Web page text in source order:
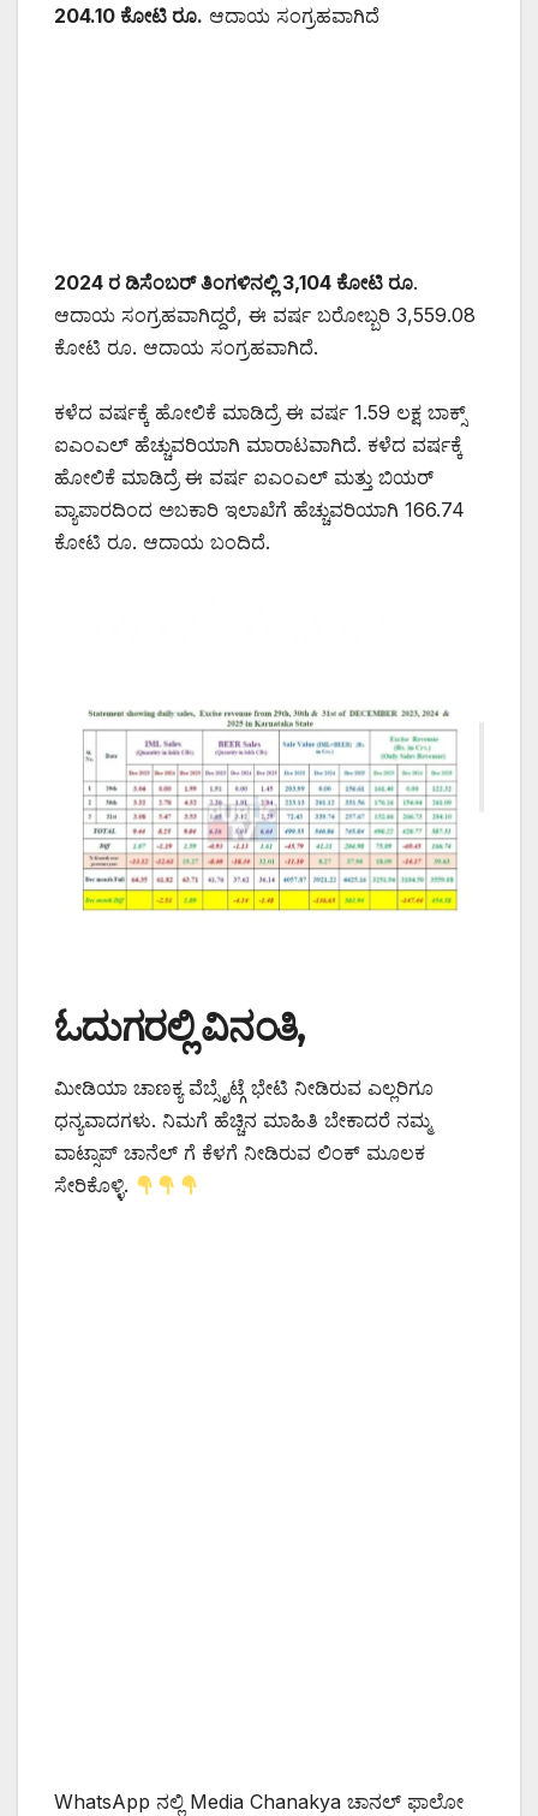
204.10 ಕೋಟಿ ರೂ. ಆದಾಯ ಸಂಗ್ರಹವಾಗಿದೆ
2024 ರ ಡಿಸೆಂಬರ್‌ ತಿಂಗಳಿನಲ್ಲಿ 3,104 ಕೋಟಿ ರೂ.
ಆದಾಯ ಸಂಗ್ರಹವಾಗಿದ್ದರೆ, ಈ ವರ್ಷ ಬರೋಬ್ಬರಿ 3,559.08
ಕೋಟಿ ರೂ. ಆದಾಯ ಸಂಗ್ರಹವಾಗಿದೆ.
ಕಳೆದ ವರ್ಷಕ್ಕೆ ಹೋಲಿಕೆ ಮಾಡಿದ್ರೆ ಈ ವರ್ಷ 1.59 ಲಕ್ಷ ಬಾಕ್ಸ್
ಐಎಂಎಲ್ ಹೆಚ್ಚುವರಿಯಾಗಿ ಮಾರಾಟವಾಗಿದೆ. ಕಳೆದ ವರ್ಷಕ್ಕೆ
ಹೋಲಿಕೆ ಮಾಡಿದ್ರೆ ಈ ವರ್ಷ ಐಎಂಎಲ್ ಮತ್ತು ಬಿಯರ್
ವ್ಯಾಪಾರದಿಂದ ಅಬಕಾರಿ ಇಲಾಖೆಗೆ ಹೆಚ್ಚುವರಿಯಾಗಿ 166.74
ಕೋಟಿ ರೂ. ಆದಾಯ ಬಂದಿದೆ.
ಓದುಗರಲ್ಲಿ ವಿನಂತಿ,
ಮೀಡಿಯಾ ಚಾಣಕ್ಯ ವೆಬ್ಸೈಟ್ಗೆ ಭೇಟಿ ನೀಡಿರುವ ಎಲ್ಲರಿಗೂ
ಧನ್ಯವಾದಗಳು. ನಿಮಗೆ ಹೆಚ್ಚಿನ ಮಾಹಿತಿ ಬೇಕಾದರೆ ನಮ್ಮ
ವಾಟ್ಸಾಪ್ ಚಾನೆಲ್ ಗೆ ಕೆಳಗೆ ನೀಡಿರುವ ಲಿಂಕ್ ಮೂಲಕ
ಸೇರಿಕೊಳ್ಳಿ.
WhatsApp ನಲ್ಲಿ Media Chanakya ಚಾನಲ್ ಫಾಲೋ